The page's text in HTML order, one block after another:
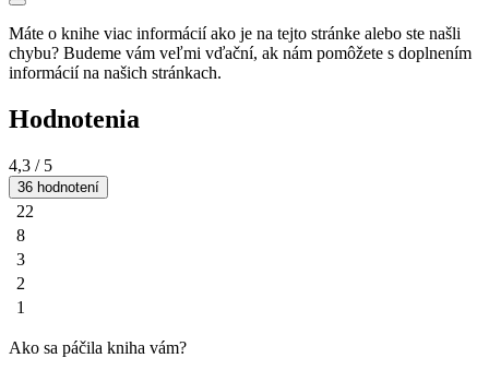
Máte o knihe viac informácií ako je na tejto stránke alebo ste našli
chybu? Budeme vám veľmi vďační, ak nám pomôžete s doplnením
informácií na našich stránkach.
Hodnotenia
4,3 / 5
36 hodnotení
22
8
3
2
1
Ako sa páčila kniha vám?